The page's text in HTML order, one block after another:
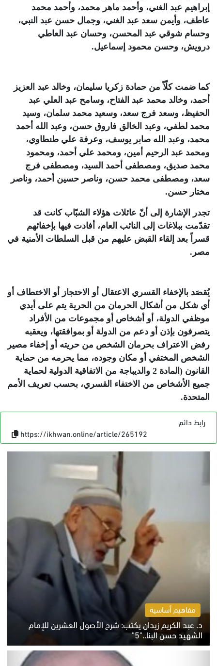
إبراهيم عبد الغني، وأحمد ماهر محمد، وأحمد محمد
عاطف، وأيمن سعد عبد الغني، وجمال حسن عبد النبي،
وحسام شوقي عبد المحسن، وحسان عبد العاطي
درويش، وحسن محمود إسماعيل.
كما ضمت كلّاً من حمادة زكريا سليمان، وخالد عبد العزيز
أحمد، وخالد محمد عبد الفتاح، وسامح عبد العلي عبد
الحفيظ، وسعد فرج سعد، وسعيد محمد سلمان، وسيد
محمد لطفي، وعبد الخالق فاروق حسن، وعبد الله أحمد
محمد، وعبد الله صابر يوسف، وعرفة علي طنطاوي،
ومحمد عبد الرحيم أمين، ومحمد علي أحمد، ومحمود
محمد صديق، ومصطفى أحمد السيد، ومصطفى فرج
سعد، ومصطفى محمد حسن، وناصر حسين أحمد، وناصر
مختار حسن.
تجدر الإشارة إلى أنّ عائلات هؤلاء الشبّاب كانت قد
تقدّمت ببلاغات إلى النائب العام، أفادت فيها بإخفائهم
قسراً بعد إلقاء القبض عليهم من قبل السلطات الأمنية في
مصر .
يُقصَد بالإخفاء القسري الاعتقال أو الاحتجاز أو الاختطاف أو
أي شكل من أشكال الحرمان من الحرية يتم على أيدي
موظفي الدولة، أو أشخاص أو مجموعات من الأفراد
يتصرفون بإذن أو دعم من الدولة أو بموافقتها، ويعقبه
رفض الاعتراف بحرمان الشخص من حريته أو إخفاء مصير
الشخص المختفي أو مكان وجوده، مما يحرمه من حماية
القانون (المادة 2 والديباجة من الاتفاقية الدولية لحماية
جميع الأشخاص من الاختفاء القسري، بحسب تعريف الأمم
المتحدة.
رابط دائم
https://ikhwan.online/article/265192
مفاهيم أساسية
د. عبد الكريم زيدان يكتب: شرح الأصول العشرين للإمام
الشهيد حسن البنا.."5"
السبت 8 أغسطس 2026 10:46 ص